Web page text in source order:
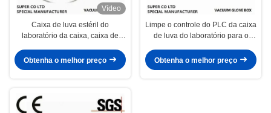
Vídeo
Caixa de luva estéril do
laboratório da caixa, caixa de
laboratório
Obtenha o melhor preço
Limpe o controle do PLC da caixa
de luva do laboratório para o
Obtenha o melhor preço